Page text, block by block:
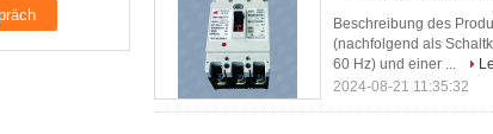
Beschreibung des
(nachfolgend als
60 Hz) und einer ...
2024-08-21 11:35:32